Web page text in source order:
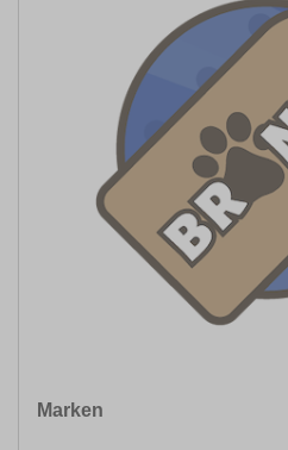
Marken